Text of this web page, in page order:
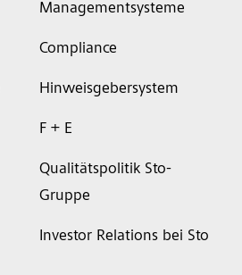
Managementsysteme
Compliance
Hinweisgebersystem
F + E
Qualitätspolitik Sto-
Gruppe
Investor Relations bei Sto